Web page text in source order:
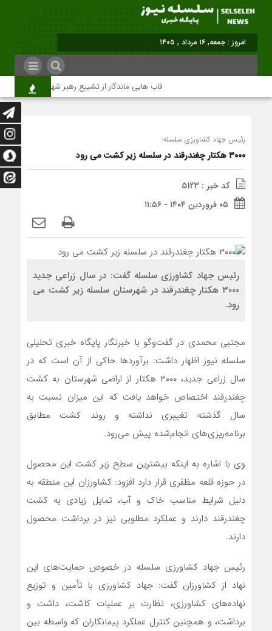
امروز : جمعه, ۱۶ مرداد , ۱۴۰۵
قاب هایی ماندگار از تشییع رهبر شهید در تهران
رئیس جهاد کشاورزی سلسله:
۳۰۰۰ هکتار چغندرقند در سلسله زیر کشت می رود
کد خبر : 5123
۰۵ فروردین ۱۴۰۴ - ۱۱:۵۶
رئیس جهاد کشاورزی سلسله گفت: در سال زراعی جدید
۳۰۰۰ هکتار چغندرقند در شهرستان سلسله زیر کشت می
رود.
مجتبی محمدی در گفت‌و‌گو با خبرنگار پایگاه خبری تحلیلی
سلسله نیوز اظهار داشت: برآوردها حاکی از آن است که در
سال زراعی جدید، ۳۰۰۰ هکتار از اراضی شهرستان به کشت
چغندرقند اختصاص خواهد یافت که این میزان نسبت به
سال گذشته تغییری نداشته و روند کشت مطابق
برنامه‌ریزی‌های انجام‌شده پیش می‌رود.
وی با اشاره به اینکه بیشترین سطح زیر کشت این محصول
در حوزه قلعه مظفری قرار دارد افزود: کشاورزان این منطقه به
دلیل شرایط مناسب خاک و آب، تمایل زیادی به کشت
چغندرقند دارند و عملکرد مطلوبی نیز در برداشت محصول
دارند.
رئیس جهاد کشاورزی سلسله در خصوص حمایت‌های این
نهاد از کشاورزان گفت: جهاد کشاورزی با تأمین و توزیع
نهاده‌های کشاورزی، نظارت بر عملیات کاشت، داشت و
برداشت، و همچنین کنترل عملکرد پیمانکاران که واسطه بین